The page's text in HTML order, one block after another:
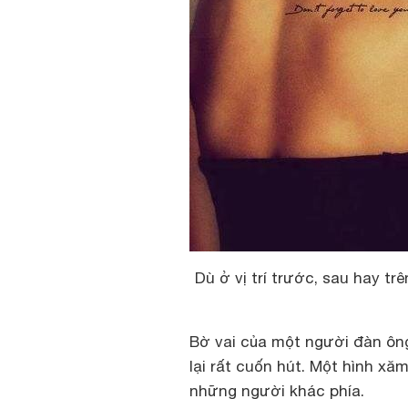
Dù ở vị trí trước, sau hay
Bờ vai của một người đàn
lại rất cuốn hút. Một hình
những người khác phía.